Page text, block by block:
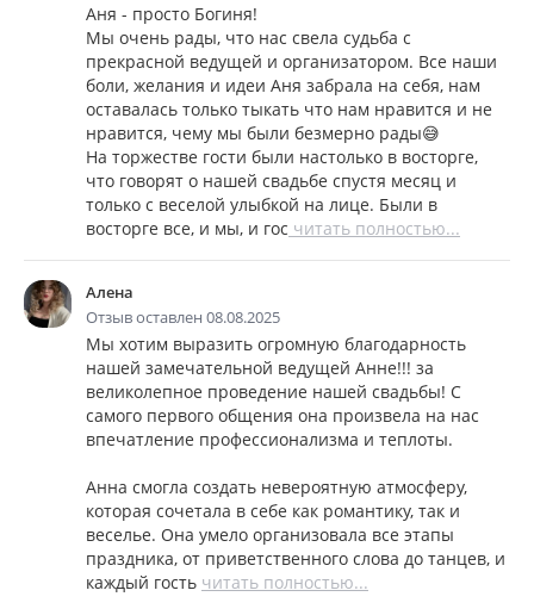
Аня - просто Богиня!
Мы очень рады, что нас свела судьба с
прекрасной ведущей и организатором. Все наши
боли, желания и идеи Аня забрала на себя, нам
оставалась только тыкать что нам нравится и не
нравится, чему мы были безмерно рады😅
На торжестве гости были настолько в восторге,
что говорят о нашей свадьбе спустя месяц и
только с веселой улыбкой на лице. Были в
восторге все, и мы, и гос читать полностью...
Алена
Отзыв оставлен 08.08.2025
Мы хотим выразить огромную благодарность
нашей замечательной ведущей Анне!!! за
великолепное проведение нашей свадьбы! С
самого первого общения она произвела на нас
впечатление профессионализма и теплоты.
Анна смогла создать невероятную атмосферу,
которая сочетала в себе как романтику, так и
веселье. Она умело организовала все этапы
праздника, от приветственного слова до танцев, и
каждый гость читать полностью...